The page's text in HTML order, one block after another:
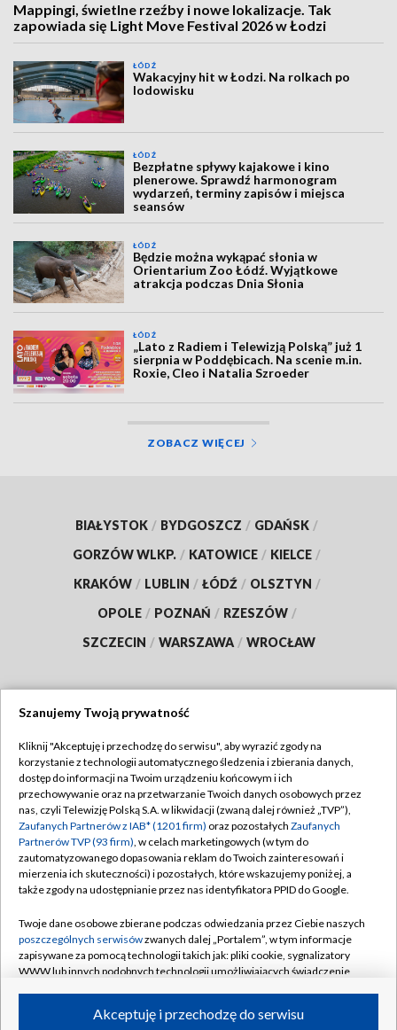
Mappingi, świetlne rzeźby i nowe lokalizacje. Tak
zapowiada się Light Move Festival 2026 w Łodzi
ŁÓDŹ
Wakacyjny hit w Łodzi. Na rolkach po
lodowisku
ŁÓDŹ
Bezpłatne spływy kajakowe i kino
plenerowe. Sprawdź harmonogram
wydarzeń, terminy zapisów i miejsca
seansów
ŁÓDŹ
Będzie można wykąpać słonia w
Orientarium Zoo Łódź. Wyjątkowe
atrakcja podczas Dnia Słonia
ŁÓDŹ
„Lato z Radiem i Telewizją Polską” już 1
sierpnia w Poddębicach. Na scenie m.in.
Roxie, Cleo i Natalia Szroeder
ZOBACZ WIĘCEJ
BIAŁYSTOK / BYDGOSZCZ / GDAŃSK /
GORZÓW WLKP. / KATOWICE / KIELCE /
KRAKÓW / LUBLIN / ŁÓDŹ / OLSZTYN /
OPOLE / POZNAŃ / RZESZÓW /
SZCZECIN / WARSZAWA / WROCŁAW
TVP
Abonament TVP
Emisja w TVP
Centrum informacji TVP
Naziemna Telewizja Cyfrowa
Rada Programowa
System NOS
Informacje o nadawcy
Program dla prasy
Regulamin TVP
Polityka prywatności
Moje zgody
Pomoc
Kontakt
Kanały
Szanujemy Twoją prywatność
Kliknij "Akceptuję i przechodzę do serwisu", aby wyrazić zgody na
korzystanie z technologii automatycznego śledzenia i zbierania danych,
dostęp do informacji na Twoim urządzeniu końcowym i ich
przechowywanie oraz na przetwarzanie Twoich danych osobowych przez
nas, czyli Telewizję Polską S.A. w likwidacji (zwaną dalej również „TVP”),
Zaufanych Partnerów z IAB* (1201 firm) oraz pozostałych Zaufanych
Partnerów TVP (93 firm), w celach marketingowych (w tym do
zautomatyzowanego dopasowania reklam do Twoich zainteresowań i
mierzenia ich skuteczności) i pozostałych, które wskazujemy poniżej, a
także zgody na udostępnianie przez nas identyfikatora PPID do Google.
Twoje dane osobowe zbierane podczas odwiedzania przez Ciebie naszych
poszczególnych serwisówzwanych dalej „Portalem”, w tym informacje
zapisywane za pomocą technologii takich jak: pliki cookie, sygnalizatory
WWW lub innych podobnych technologii umożliwiających świadczenie
ruchu w Internecie.Akceptuję i przechodzę do serwisu